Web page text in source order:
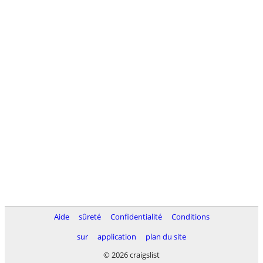
Aide sûreté Confidentialité
Conditions
sur
application
plan du site
© 2026 craigslist